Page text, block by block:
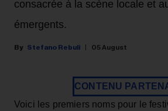
consacrée à la scène locale et
émergents.
Stefano Rebuli 05 August
CONTENU
Voici les premiers noms pour le